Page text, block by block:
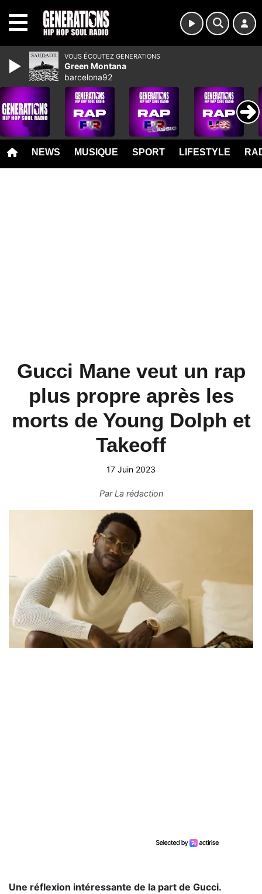
NEWS MUSIQUE SPORT LIFESTYLE
Gucci Mane veut un rap
plus propre après les
morts de Young Dolph et
Takeoff
17 Juin 2023
ParLa rédaction
Une réflexion intéressante de la part de Gucci.
VOUS ÉCOUTEZ GENERATIONS
Green Montana
barcelona92